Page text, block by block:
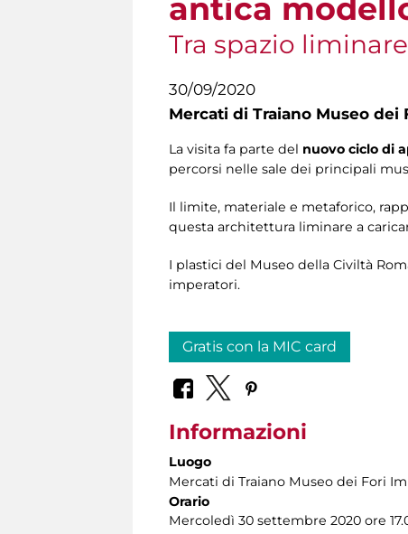
antica
Tra spazio
30/09/2020
Mercati di Traiano Museo dei
La visita fa parte del nuovo ciclo di
percorsi nelle sale dei principali
Il limite, materiale e metaforico,
questa architettura liminare a
I plastici del Museo della Civiltà
imperatori.
Gratis con la MIC card
Informazioni
Luogo
Mercati di Traiano Museo dei Fori
Orario
Mercoledì 30 settembre 2020 ore